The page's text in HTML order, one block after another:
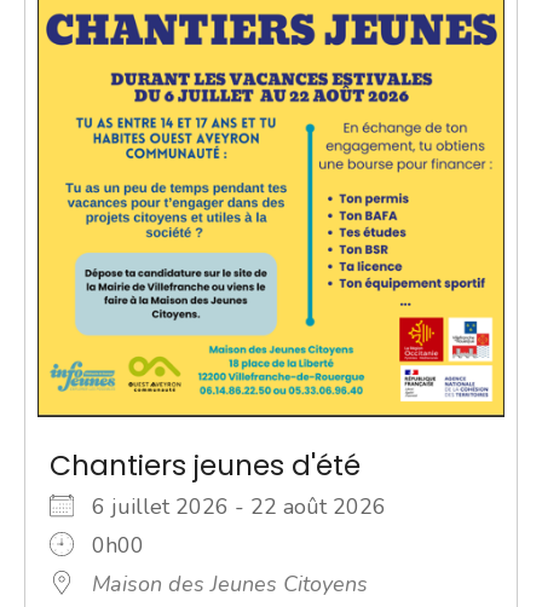
Chantiers jeunes d'été
6 juillet 2026 - 22 août 2026
0h00
Maison des Jeunes Citoyens